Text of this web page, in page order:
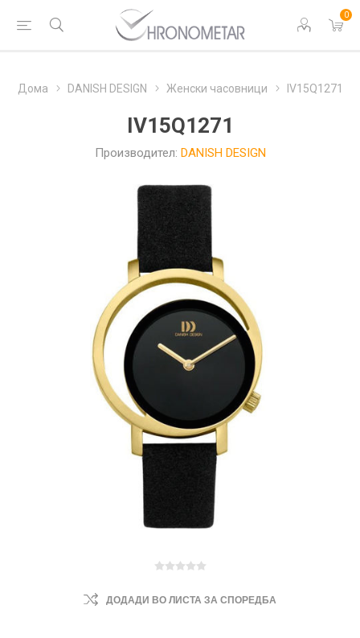
0
Дома DANISH DESIGN Женски часовници IV15Q1271
IV15Q1271
Производител: DANISH DESIGN
ДОДАДИ ВО ЛИСТА ЗА СПОРЕДБА